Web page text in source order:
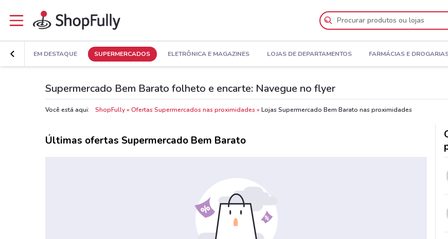
EM DESTAQUE SUPERMERCADOS ELETRÔNICA E MAGAZINES LOJAS DE DEPARTAMENTOS FARMÁCIAS E
Supermercado Bem Barato folheto e encarte: Navegue no flyer
Você está aqui: ShopFully Ofertas Supermercados nas proximidades Lojas Supermercado Bem Barato nas proximidades
Últimas ofertas Supermercado Bem Barato